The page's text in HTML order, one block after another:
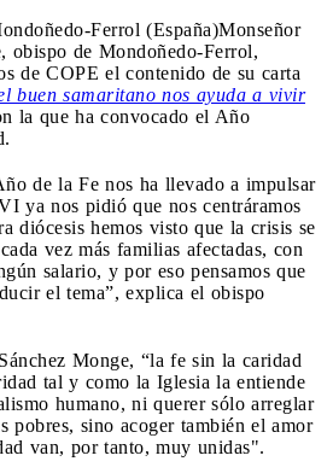
Ferrol (España)Monseñor
obispo de Mondoñedo-Ferrol,
de COPE el contenido de su carta
buen samaritano nos ayuda a vivir
la que ha convocado el Año
de la Fe nos ha llevado a impulsar
ya nos pidió que nos centráramos
diócesis hemos visto que la crisis se
vez más familias afectadas, con
salario, y por eso pensamos que
el tema”, explica el obispo
Monge, “la fe sin la caridad
tal y como la Iglesia la entiende
humano, ni querer sólo arreglar
pobres, sino acoger también el amor
van, por tanto, muy unidas".